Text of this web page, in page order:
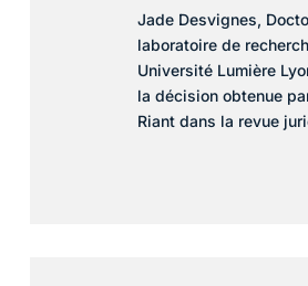
Jade Desvignes,
laboratoire de
Université Lumière
la décision obtenue
Riant dans la revue